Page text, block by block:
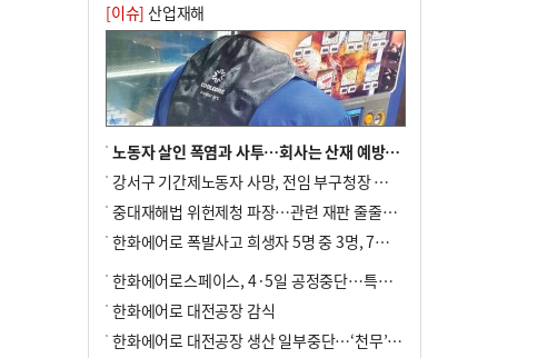
[이슈] 산업재해
노동자 살인 폭염과 사투…회사는 산재 예방·전기료 절감 전력
강서구 기간제노동자 사망, 전임 부구청장 檢 송치
중대재해법 위헌제청 파장…관련 재판 줄줄이 브레이크
한화에어로 폭발사고 희생자 5명 중 3명, 7일 영면
한화에어로스페이스, 4·5일 공정중단…특별 안전점검
한화에어로 대전공장 감식
한화에어로 대전공장 생산 일부중단…‘천무’ 수출 비상